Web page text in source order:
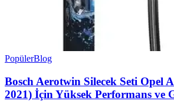
PopülerBlog
Bosch Aerotwin Silecek Seti Opel
2021) İçin Yüksek Performans ve